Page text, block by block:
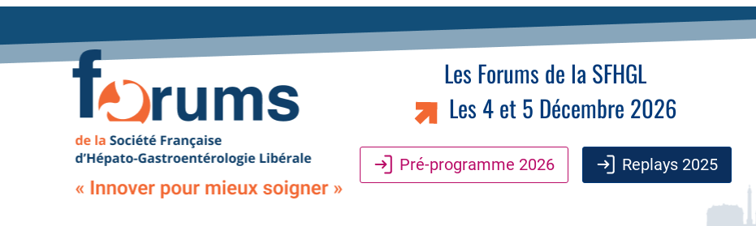
Les Forums de la SFHGL
Les 4 et 5 Décembre 2026
Pré-programme 2026 Replays 2025